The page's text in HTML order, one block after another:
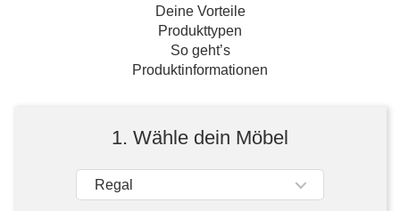
Deine Vorteile
Produkttypen
So geht’s
Produktinformationen
1. Wähle dein Möbel
Regal
Wandboards